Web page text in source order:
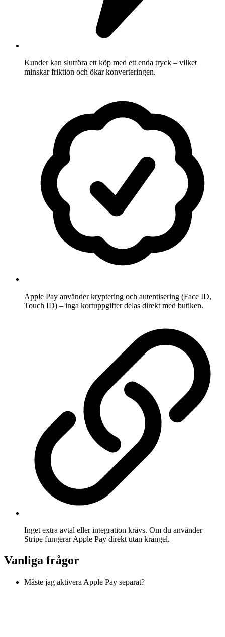
Kunder kan slutföra ett köp med ett enda tryck – vilket
minskar friktion och ökar konverteringen.
Apple Pay använder kryptering och autentisering (Face ID,
Touch ID) – inga kortuppgifter delas direkt med butiken.
Inget extra avtal eller integration krävs. Om du använder
Stripe fungerar Apple Pay direkt utan krångel.
Vanliga frågor
Måste jag aktivera Apple Pay separat?